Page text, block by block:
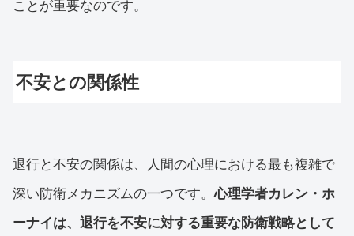
ことが重要なのです。
不安との関係性
退行と不安の関係は、人間の心理における最も複雑で
深い防衛メカニズムの一つです。心理学者カレン・ホ
ーナイは、退行を不安に対する重要な防衛戦略として